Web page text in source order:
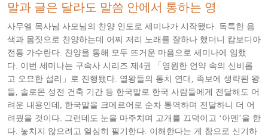
말과 글은 달라도 말씀 안에서 통하는 영
사무엘 목사님 사모님의 찬양 인도로 세미나가 시작됐다. 독특한 음
색과 몸짓으로 찬양하는데 어찌 저리 노래를 잘하나 했더니 캄보디아
전통 가수란다. 찬양을 통해 모두 뜨거운 마음으로 세미나에 임했
다. 이번 세미나는 구속사 시리즈 제4권 「영원한 언약 속의 신비롭
고 오묘한 섭리」로 진행됐다. 열왕들의 통치 연대, 족보에 생략된 왕
들, 솔로몬 성전 건축 기간 등 한국말로 한국 사람들에게 전달해도 어
려운 내용인데, 한국말을 크메르어로 순차 통역하며 전달하니 더 어
려웠을 것이다. 그런데도 눈을 마주치며 고개를 끄덕이고 ‘아멘’을 한
다. 놓치지 않으려고 열심히 필기한다. 이해한다는 게 참으로 신기하